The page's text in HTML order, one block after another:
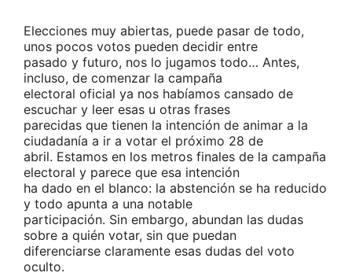
Elecciones muy abiertas, puede pasar de todo,
unos pocos votos pueden decidir entre
pasado y futuro, nos lo jugamos todo… Antes,
incluso, de comenzar la campaña
electoral oficial ya nos habíamos cansado de
escuchar y leer esas u otras frases
parecidas que tienen la intención de animar a la
ciudadanía a ir a votar el próximo 28 de
abril. Estamos en los metros finales de la campaña
electoral y parece que esa intención
ha dado en el blanco: la abstención se ha reducido
y todo apunta a una notable
participación. Sin embargo, abundan las dudas
sobre a quién votar, sin que puedan
diferenciarse claramente esas dudas del voto
oculto.